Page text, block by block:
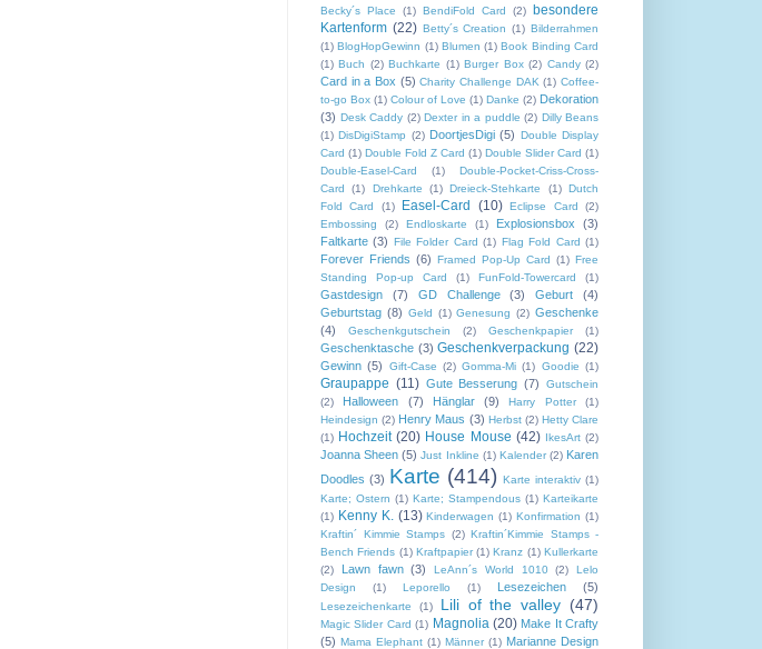
Becky´s Place
(1) BendiFold Card (2) besondere
Kartenform (22) Betty´s Creation (1) Bilderrahmen
(1) BlogHopGewinn (1) Blumen (1) Book Binding Card
(1) Buch (2) Buchkarte (1) Burger Box (2) Candy (2)
Card in a Box (5) Charity Challenge DAK (1) Coffee-
to-go Box (1) Colour of Love (1) Danke (2) Dekoration
(3) Desk Caddy (2) Dexter in a puddle (2) Dilly Beans
(1) DisDigiStamp (2) DoortjesDigi (5) Double Display
Card (1) Double Fold Z Card (1) Double Slider Card (1)
Double-Easel-Card
(1)
Double-Pocket-Criss-Cross-
Card
(1) Drehkarte (1) Dreieck-Stehkarte (1) Dutch
Fold Card
(1) Easel-Card (10) Eclipse Card
(2)
Embossing
(2) Endloskarte (1) Explosionsbox
(3)
Faltkarte (3) File Folder Card (1) Flag Fold Card (1)
Forever Friends (6) Framed Pop-Up Card (1) Free
Standing Pop-up Card
(1) FunFold-Towercard (1)
Gastdesign (7) GD Challenge (3) Geburt
(4)
Geburtstag (8) Geld (1) Genesung (2) Geschenke
(4)
Geschenkgutschein (2) Geschenkpapier (1)
Geschenktasche (3) Geschenkverpackung (22)
Gewinn (5) Gift-Case (2) Gomma-Mi (1) Goodie (1)
Graupappe (11) Gute Besserung (7)
Gutschein
(2)
Halloween (7) Hänglar (9) Harry Potter
(1)
Heindesign (2) Henry Maus (3) Herbst (2) Hetty Clare
(1) Hochzeit (20) House Mouse (42) IkesArt (2)
Joanna Sheen (5) Just Inkline (1) Kalender (2) Karen
Doodles (3) Karte (414) Karte interaktiv (1)
Karte; Ostern (1) Karte; Stampendous (1) Karteikarte
(1) Kenny K. (13) Kinderwagen (1) Konfirmation (1)
Kraftin´ Kimmie Stamps (2) Kraftin´Kimmie Stamps -
Bench Friends (1) Kraftpapier (1) Kranz (1) Kullerkarte
(2)
Lawn fawn (3) LeAnn´s World 1010 (2)
Lelo
Design
(1) Leporello (1) Lesezeichen (5)
Lesezeichenkarte (1) Lili of the valley (47)
Magic Slider Card (1) Magnolia (20) Make It Crafty
(5) Mama Elephant (1) Männer (1) Marianne Design